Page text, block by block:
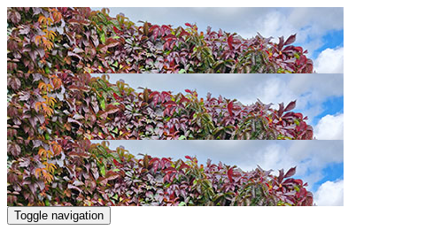
Toggle navigation